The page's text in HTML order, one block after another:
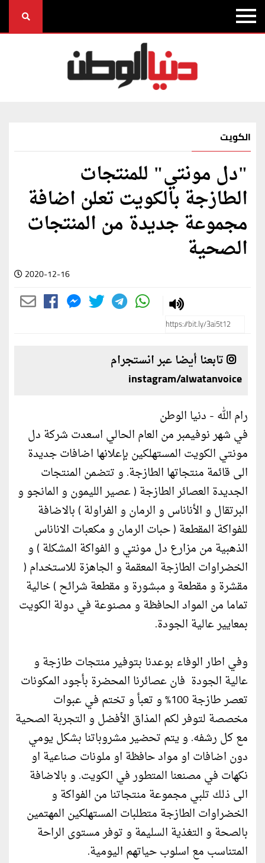
الكويت
"دل مونتي" للمنتجات
الطازجة بالكويت تعلن اضافة
مجموعة جديدة من المنتجات
الصحية
2020-12-16
تابعنا أيضا عبر انستجرام
instagram/alwatanvoice
رام الله - دنيا الوطن
في شهر نوفيمبر من العام الحالي اسعدت شركة دل
مونتي الكويت المستهلكين بإعلانها اضافات جديدة
الى قائمة منتجاتها الطازجة. و تتضمن المنتجات
الجديدة العصائر الطازجة ( عصير الليمون و المانجو و
البرتقال و الأناناس و الرمان و الفراولة ) بالاضافة
للفواكة المقطعة ( حبات الرمان و مكعبات الاناناس
الذهبية من مزارع دل مونتي و الفواكة المشكلة ) و
الخضراوات الطازجة المعقمة و الجاهزة للاستخدام (
مقشرة و مقطعة و مبشورة و مقطعة شرائح ) خالية
تماما من المواد الحافظة و مصنوعة في دولة الكويت
بمعايير عالية الجودة.
وفي اطار الوفاء بوعدنا بتوفير منتجات طازجة و
عالية الجودة فان عصائرنا المحضرة بأجود المكونات
تعصر طازجة 100% و تعبأ و تختم في عبوات
مخصصة لتوفر لكم المذاق الأفضل و التجربة الصحية
مع كل رشفه. و يتم تحضير مشروباتنا بشكل يومي
دون اضافات او مواد حافظة او ملونات صناعية او
نكهات في مصنعنا المتطور في الكويت. و بالاضافة
الى ذلك تلبي مجموعة منتجاتنا من الفواكة و
الخضراوات الطازجة متطلبات المستهلكين المهتمين
بالصحة و التغذية السليمة و توفر مستوى الراحة
المتناسب مع اسلوب حياتهم اليومية.